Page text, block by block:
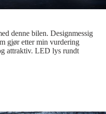
denne bilen. Designmessig
gjør etter min vurdering
attraktiv. LED lys rundt